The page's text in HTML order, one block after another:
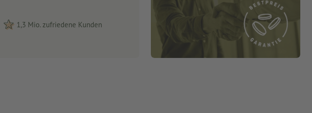
1,3 Mio. zufriedene Kunden